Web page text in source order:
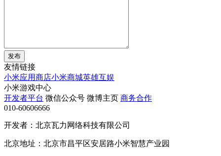
发布
友情链接
小米应用商店小米商城英雄互娱
小米游戏中心
开发者平台 微信公众号 微博主页 商务合作
010-60606666
开发者：北京瓦力网络科技有限公司
北京地址：北京市昌平区安居路小米智慧产业园